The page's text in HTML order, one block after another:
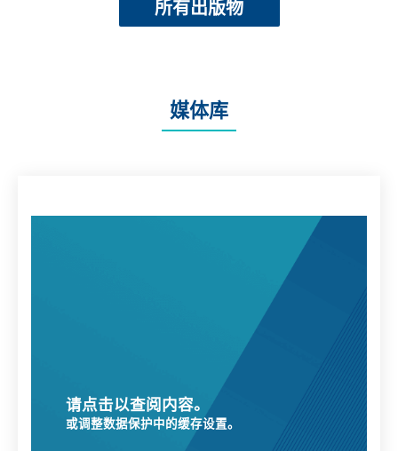
所有出版物
媒体库
请点击以查阅内容。
或调整数据保护中的缓存设置。